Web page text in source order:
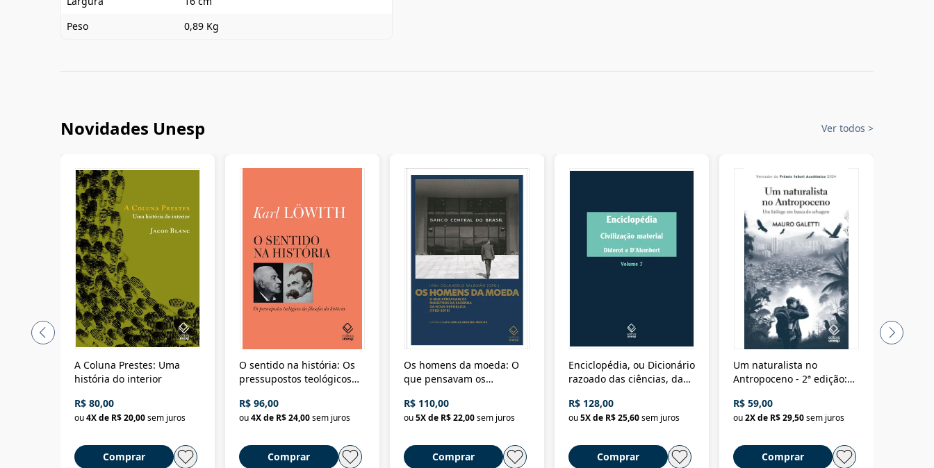
Peso
0,89 Kg
Novidades Unesp Ver todos >
A Coluna Prestes: Uma
história do interior
R$ 80,00
ou4X de R$ 20,00sem juros
Comprar
O sentido na história: Os
pressupostos teológicos
R$ 96,00
ou4X de R$ 24,00sem juros
Comprar
Os homens da moeda: O
que pensavam os
Nova República (1985-
2018)
R$ 110,00
ou5X de R$ 22,00sem juros
Comprar
Enciclopédia, ou Dicionário
razoado das ciências, das
Civilização material
R$ 128,00
ou5X de R$ 25,60sem juros
Comprar
Um naturalista no
Antropoceno - 2ª edição:
selvagem
R$ 59,00
ou2X de R$ 29,50sem juros
Comprar